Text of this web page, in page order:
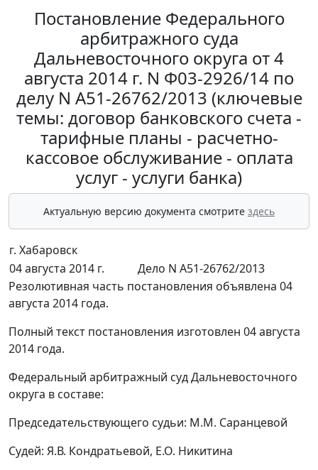
Постановление Федерального
арбитражного суда
Дальневосточного округа от 4
августа 2014 г. N Ф03-2926/14 по
делу N А51-26762/2013 (ключевые
темы: договор банковского счета -
тарифные планы - расчетно-
кассовое обслуживание - оплата
услуг - услуги банка)
Актуальную версию документа смотрите здесь
г. Хабаровск
04 августа 2014 г.
Дело N А51-26762/2013
Резолютивная часть постановления объявлена 04
августа 2014 года.
Полный текст постановления изготовлен 04 августа
2014 года.
Федеральный арбитражный суд Дальневосточного
округа в составе:
Председательствующего судьи: М.М. Саранцевой
Судей: Я.В. Кондратьевой, Е.О. Никитина